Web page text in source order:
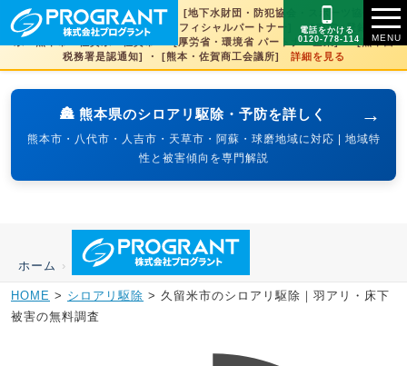
[文化財虫菌害研究所 賛助会員] ・ [地下水財団・防犯協会・スポーツ協会×3県
賛助] ・ [火の国サラマンダーズオフィシャルパートナー] ・ [SDGs登録] 熊本
県・熊本市・佐賀県・佐賀市 ・ [厚労省・環境省 パートナー企業] ・ [熊本西
税務署是認通知] ・ [熊本・佐賀商工会議所] 詳細を見る
→
🏯 熊本県のシロアリ駆除・予防を詳しく
熊本市・八代市・人吉市・天草市・阿蘇・球磨地域に対応 | 地域特
性と被害傾向を専門解説
電話をかける
0120-778-114
ホーム ›
HOME > シロアリ駆除 > 久留米市のシロアリ駆除｜羽アリ・床下
被害の無料調査